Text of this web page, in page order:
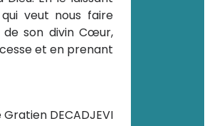
veut nous faire
son divin Cœur,
et en prenant
Gratien DECADJEVI